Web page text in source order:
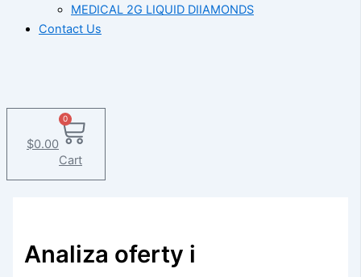
MEDICAL 2G LIQUID DIIAMONDS
Contact Us
$0.00
0
Cart
Analiza oferty i